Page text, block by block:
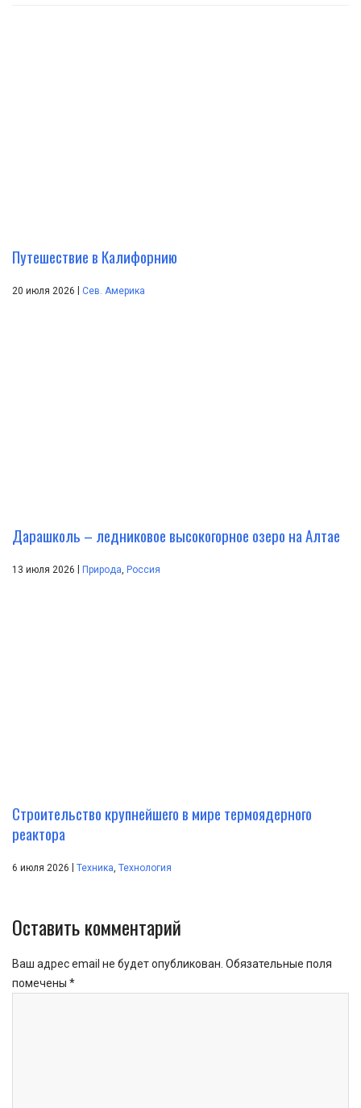
Путешествие в Калифорнию
20 июля 2026 | Сев. Америка
Дарашколь – ледниковое высокогорное озеро на Алтае
13 июля 2026 | Природа Россия
Строительство крупнейшего в мире термоядерного
реактора
6 июля 2026 Техника, Технология
Оставить комментарий
Ваш адрес email не будет опубликован. Обязательные поля
помечены *